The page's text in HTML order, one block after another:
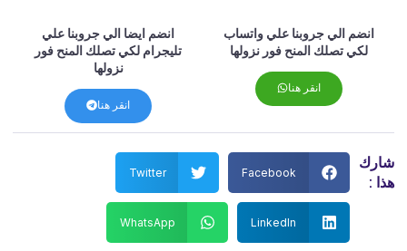
انضم الي جروبنا علي واتساب
لكي تصلك المنح فور نزولها
انقر هنا
انضم ايضا الي جروبنا علي
تليجرام لكي تصلك المنح فور
نزولها
انقر هنا
:
Facebook
Twitter
LinkedIn
WhatsApp